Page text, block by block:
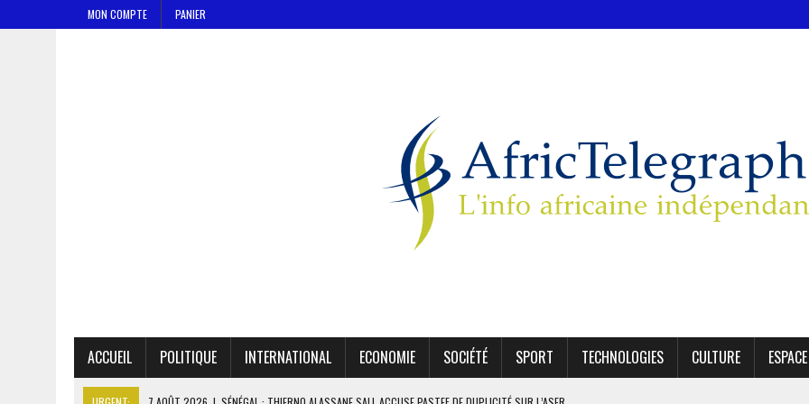
MON COMPTE PANIER
ACCUEIL POLITIQUE INTERNATIONAL ECONOMIE SOCIÉTÉ SPORT TECHNOLOGIES CULTURE